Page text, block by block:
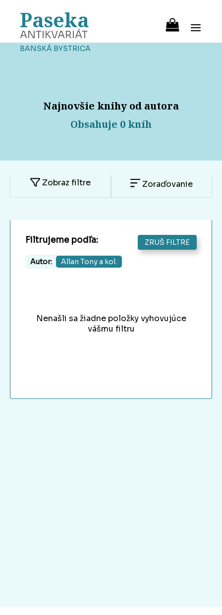
Paseka
ANTIKVARIÁT
BANSKÁ BYSTRICA
Najnovšie knihy od autora
Obsahuje 0 kníh
Zobraz filtre Zoraďovanie
Filtrujeme podľa: ZRUŠ FILTRE
Autor: Allan Tony a kol.
Nenašli sa žiadne položky vyhovujúce
vášmu filtru